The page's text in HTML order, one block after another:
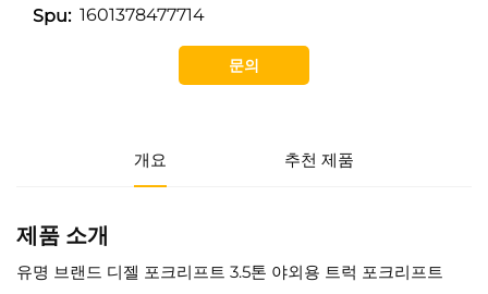
Spu: 1601378477714
문의
개요 추천 제품
제품 소개
유명 브랜드 디젤 포크리프트 3.5톤 야외용 트럭 포크리프트